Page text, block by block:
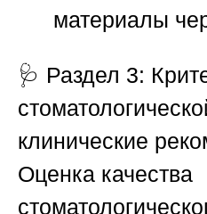
материалы
🩺 Раздел 3:
клинические
Оценка качества